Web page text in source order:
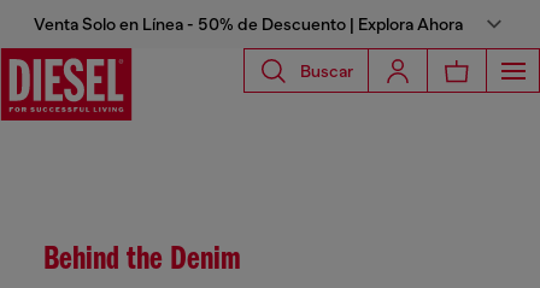
Venta Solo en Línea - 50% de Descuento | Explora Ahora
Buscar
Behind the Denim